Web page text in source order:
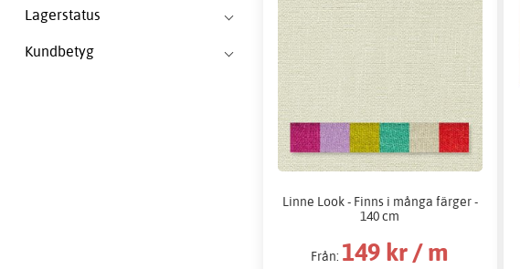
Lagerstatus
Kundbetyg
Linne Look - Finns i många färger -
140 cm
Från: 149 kr / m